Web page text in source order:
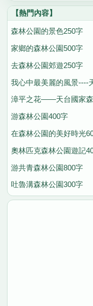
【熱門內容】
森林公園的景色250字
家鄉的森林公園500字
去森林公園郊遊250字
我心中最美麗的風景----
漳平之花——天台國家
游森林公園400字
在森林公園的美好時光
奧林匹克森林公園遊記
游共青森林公園800字
吐魯溝森林公園300字